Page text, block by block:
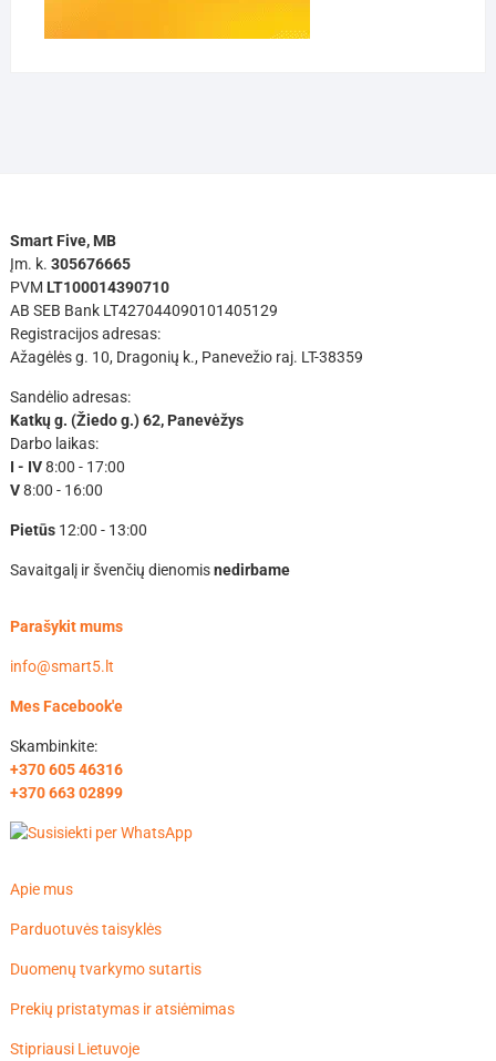
Smart Five, MB
Įm. k. 305676665
PVM LT100014390710
AB SEB Bank LT427044090101405129
Registracijos adresas:
Ažagėlės g. 10, Dragonių k., Panevežio raj. LT-38359
Sandėlio adresas:
Katkų g. (Žiedo g.) 62, Panevėžys
Darbo laikas:
I - IV8:00 - 17:00
V8:00 - 16:00
Pietūs12:00 - 13:00
Savaitgalį ir švenčių dienomisnedirbame
Parašykit mums
info@smart5.lt
Mes Facebook'e
Skambinkite:
+370 605 46316
+370 663 02899
Apie mus
Parduotuvės taisyklės
Duomenų tvarkymo sutartis
Prekių pristatymas ir atsiėmimas
Stipriausi Lietuvoje